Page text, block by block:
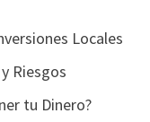
Locales
Riesgos
tu Dinero?